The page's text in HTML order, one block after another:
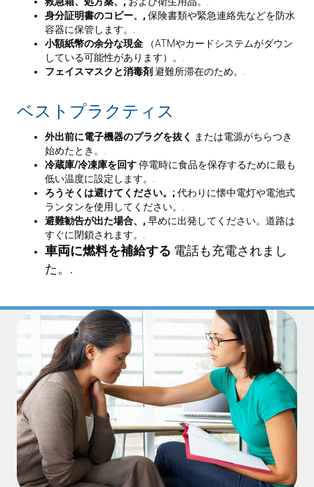
身分証明書のコピー、, 保険書類や緊急連絡先などを防水
容器に保管します。.
小額紙幣の余分な現金 （ATMやカードシステムがダウン
している可能性があります）。.
フェイスマスクと消毒剤避難所滞在のため。.
ベストプラクティス
外出前に電子機器のプラグを抜く
または電源がちらつき
始めたとき。.
冷蔵庫/冷凍庫を回す停電時に食品を保存するために最も
低い温度に設定します。.
ろうそくは避けてください。; 代わりに懐中電灯や電池式
ランタンを使用してください。.
避難勧告が出た場合、, 早めに出発してください。道路は
すぐに閉鎖されます。.
車両に燃料を補給する 電話も充電されまし
た。.